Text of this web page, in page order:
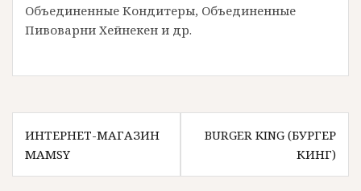
Объединенные Кондитеры, Объединенные
Пивоварни Хейнекен и др.
Н
а
BURGER KING (БУРГЕР
КИНГ)
ИНТЕРНЕТ-МАГАЗИН
MAMSY